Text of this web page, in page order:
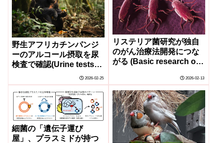
野生アフリカチンパンジ
ーのアルコール摂取を尿
検査で確認(Urine tests
consumption in wild
African chimps)
2026-02-25
リステリア菌研究が独自
のがん治療法開発につな
がる (Basic research on
unique cancer therapy)
2026-02-13
細菌の「遺伝子運び
屋」、プラスミドが持つ